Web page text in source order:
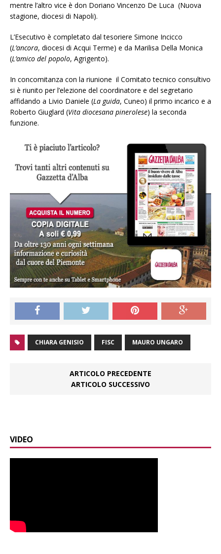
mentre l’altro vice è don Doriano Vincenzo De Luca (Nuova
stagione, diocesi di Napoli).
L’Esecutivo è completato dal tesoriere Simone Incicco
(L’ancora, diocesi di Acqui Terme) e da Marilisa Della Monica
(L’amico del popolo, Agrigento).
In concomitanza con la riunione il Comitato tecnico consultivo
si è riunito per l’elezione del coordinatore e del segretario
affidando a Livio Daniele (La guida, Cuneo) il primo incarico e a
Roberto Giuglard (Vita diocesana pinerolese) la seconda
funzione.
CHIARA GENISIO FISC MAURO UNGARO
ARTICOLO PRECEDENTE
ARTICOLO SUCCESSIVO
VIDEO